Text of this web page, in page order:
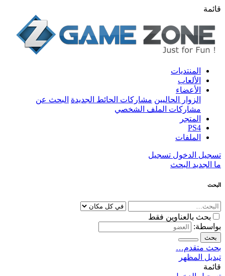
قائمة
المنتديات
الألعاب
الأعضاء
الزوار الحاليين مشاركات الحائط الجديدة البحث عن
مشاركات الملف الشخصي
المتجر
PS4
الملفات
تسجيل الدخول تسجيل
ما الجديد البحث
البحث
بحث بالعناوين فقط
بواسطة:
بحث
بحث متقدم…
تبديل المظهر
قائمة